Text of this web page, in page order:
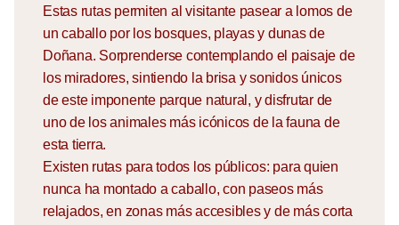
Estas rutas permiten al visitante pasear a lomos de
un caballo por los bosques, playas y dunas de
Doñana. Sorprenderse contemplando el paisaje de
los miradores, sintiendo la brisa y sonidos únicos
de este imponente parque natural, y disfrutar de
uno de los animales más icónicos de la fauna de
esta tierra.
Existen rutas para todos los públicos: para quien
nunca ha montado a caballo, con paseos más
relajados, en zonas más accesibles y de más corta